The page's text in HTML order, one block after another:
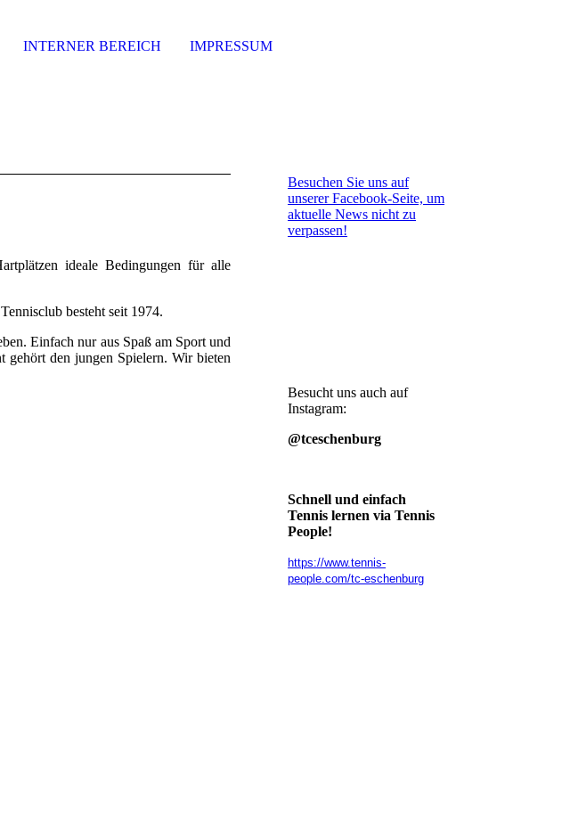
INTERNER BEREICH IMPRESSUM
ideale Bedingungen für alle
besteht seit 1974.
Einfach nur aus Spaß am Sport und
gehört den jungen Spielern. Wir bieten
Besuchen Sie uns auf
unserer Facebook-Seite, um
aktuelle News nicht zu
verpassen!
Besucht uns auch auf
Instagram:
@tceschenburg
Schnell und einfach
Tennis lernen via Tennis
People!
https://www.tennis-
people.com/tc-eschenburg